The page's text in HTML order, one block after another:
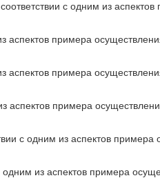
с одним из аспектов
аспектов примера
аспектов примера
аспектов примера
с одним из аспектов примера
из аспектов примера